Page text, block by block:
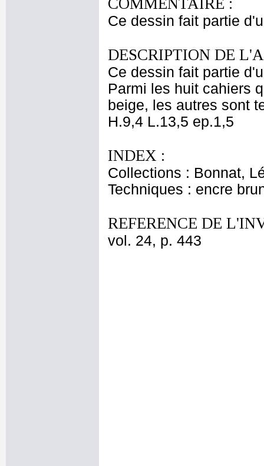
COMMENTAIRE :
Ce dessin fait partie
DESCRIPTION DE
Ce dessin fait partie
Parmi les huit cahiers
beige, les autres sont
H.9,4 L.13,5 ep.1,5
INDEX :
Collections : Bonnat,
Techniques : encre
REFERENCE DE
vol. 24, p. 443